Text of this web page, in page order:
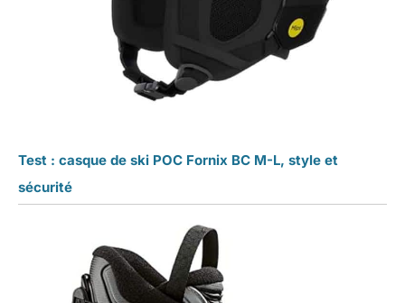
Test : casque de ski POC Fornix BC M-L, style et
sécurité